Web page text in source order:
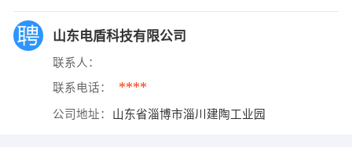
山东电盾科技有限公司
联系人：
联系电话： ****
公司地址： 山东省淄博市淄川建陶工业园